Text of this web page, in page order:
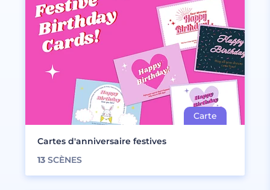
Cartes d'anniversaire festives
13 SCÈNES